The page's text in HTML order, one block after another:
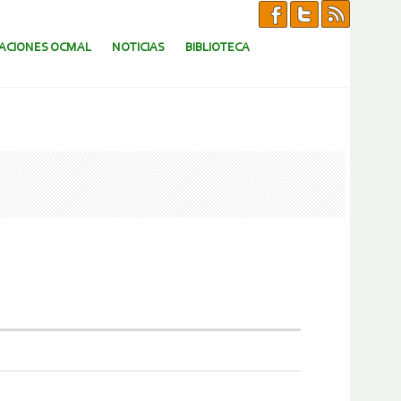
OCMAL NOTICIAS BIBLIOTECA